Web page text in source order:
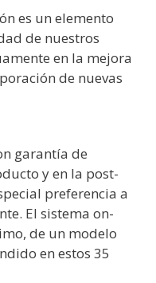
es un elemento
de nuestros
en la mejora
de nuevas
garantía de
y en la post-
preferencia a
El sistema on-
de un modelo
en estos 35